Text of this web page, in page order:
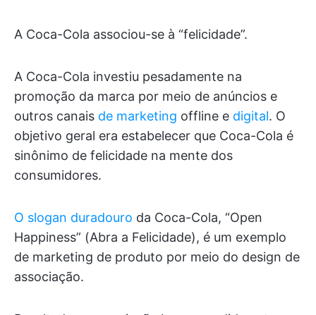
A Coca-Cola associou-se à “felicidade”.
A Coca-Cola investiu pesadamente na
promoção da marca por meio de anúncios e
outros canais de marketing offline e digital. O
objetivo geral era estabelecer que Coca-Cola é
sinônimo de felicidade na mente dos
consumidores.
O slogan duradouro da Coca-Cola, “Open
Happiness” (Abra a Felicidade), é um exemplo
de marketing de produto por meio do design de
associação.